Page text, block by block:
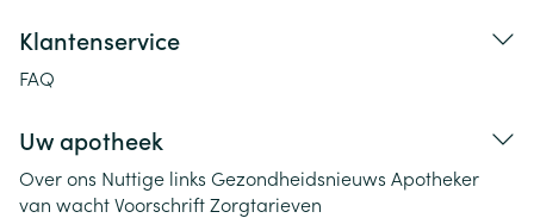
Klantenservice
FAQ
Uw apotheek
Over ons Nuttige links Gezondheidsnieuws Apotheker
van wachtVoorschriftZorgtarieven